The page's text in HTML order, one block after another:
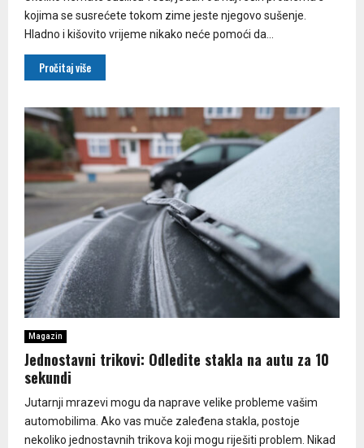
kojima se susrećete tokom zime jeste njegovo sušenje.
Hladno i kišovito vrijeme nikako neće pomoći da...
Pročitaj više
Magazin
Jednostavni trikovi: Odledite stakla na autu za 10
sekundi
Jutarnji mrazevi mogu da naprave velike probleme vašim
automobilima. Ako vas muče zaleđena stakla, postoje
nekoliko jednostavnih trikova koji mogu riješiti problem. Nikad